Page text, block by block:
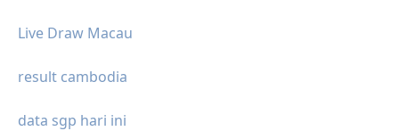
Live Draw Macau
result cambodia
data sgp hari ini